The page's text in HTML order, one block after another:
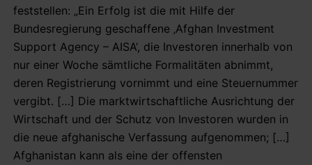
feststellen: „Ein Erfolg ist die mit Hilfe der
Bundesregierung geschaffene ‚Afghan Investment
Support Agency – AISA‘, die Investoren innerhalb von
nur einer Woche sämtliche Formalitäten abnimmt,
deren Registrierung vornimmt und eine Steuernummer
vergibt. […] Die marktwirtschaftliche Ausrichtung der
Wirtschaft und der Schutz von Investoren wurden in
die neue afghanische Verfassung aufgenommen; […]
Afghanistan kann als eine der offensten